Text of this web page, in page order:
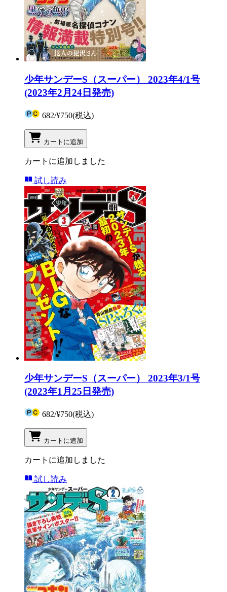
少年サンデーS（スーパー） 2023年4/1号
(2023年2月24日発売)
682/¥750(税込)
カートに追加
カートに追加しました
試し読み
少年サンデーS（スーパー） 2023年3/1号
(2023年1月25日発売)
682/¥750(税込)
カートに追加
カートに追加しました
試し読み